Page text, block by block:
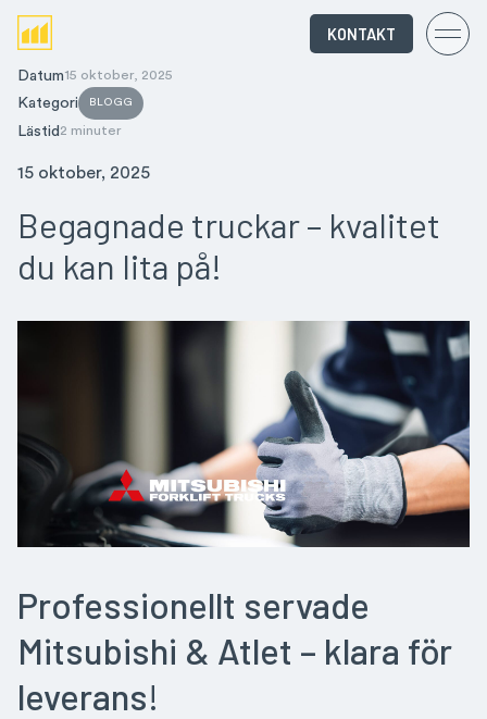
KONTAKT
Datum15 oktober, 2025
Kategori BLOGG
Lästid2 minuter
15 oktober, 2025
Begagnade truckar – kvalitet
du kan lita på!
Professionellt servade
Mitsubishi & Atlet – klara för
leverans!